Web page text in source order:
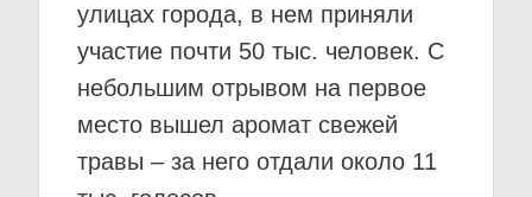
улицах города, в нем приняли
участие почти 50 тыс. человек. С
небольшим отрывом на первое
место вышел аромат свежей
травы – за него отдали около 11